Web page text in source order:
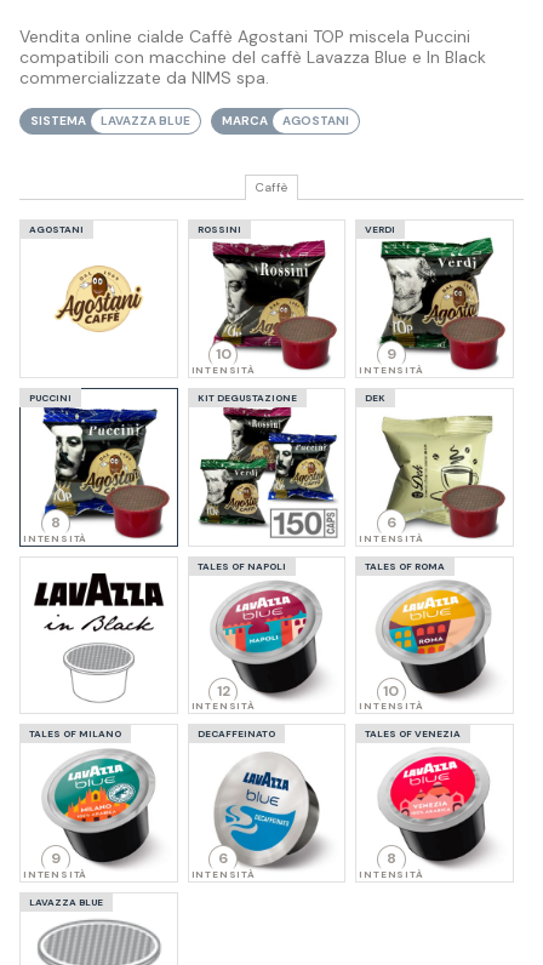
Vendita online cialde Caffè Agostani TOP miscela Puccini
compatibili con macchine del caffè Lavazza Blue e In Black
commercializzate da NIMS spa.
SISTEMA LAVAZZA BLUE MARCA AGOSTANI
Caffè
AGOSTANI ROSSINI
10
INTENSITÀ
VERDI
9
INTENSITÀ
PUCCINI
8
INTENSITÀ
KIT DEGUSTAZIONE DEK
6
INTENSITÀ
TALES OF NAPOLI
12
INTENSITÀ
TALES OF ROMA
10
INTENSITÀ
TALES OF MILANO
9
INTENSITÀ
DECAFFEINATO
6
INTENSITÀ
TALES OF VENEZIA
8
INTENSITÀ
LAVAZZA BLUE